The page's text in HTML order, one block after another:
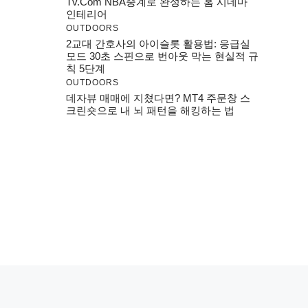
인테리어
OUTDOORS
2교대 간호사의 아이슬롯 활용법: 응급실
모드 30초 스핀으로 번아웃 막는 현실적 규
칙 5단계
OUTDOORS
데자뷰 매매에 지쳤다면? MT4 주문창 스
크린숏으로 내 뇌 패턴을 해킹하는 법